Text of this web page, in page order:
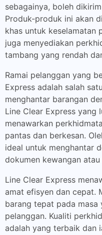
sebagainya, boleh
Produk-produk ini akan
khas untuk keselamatan
juga menyediakan
tambang yang rendah
Ramai pelanggan yang
Express adalah salah
menghantar barangan
Line Clear Express yang
menawarkan
pantas dan berkesan.
ideal untuk menghantar
dokumen kewangan
Line Clear Express
amat efisyen dan cepat.
barang tepat pada
pelanggan. Kualiti
adalah yang terbaik dan